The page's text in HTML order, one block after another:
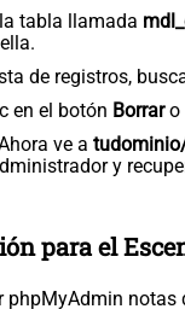
tabla llamada
de registros,
en el botón Borraro
ve a
y
para el
phpMyAdmin notas